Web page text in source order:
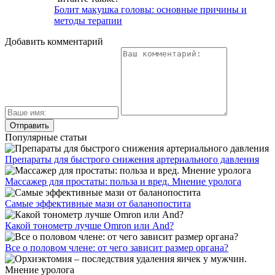
Болит макушка головы: основные причины и
методы терапии
Добавить комментарий
Популярные статьи
Препараты для быстрого снижения артериального давления
Массажер для простаты: польза и вред. Мнение уролога
Самые эффективные мази от баланопостита
Какой тонометр лучше Omron или And?
Все о половом члене: от чего зависит размер органа?